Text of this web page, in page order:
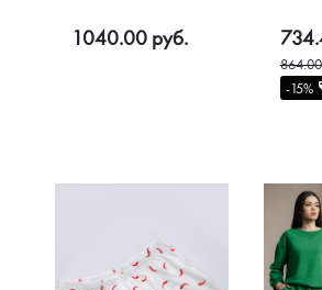
О компании
Доставка
1040.00 руб.
-15%